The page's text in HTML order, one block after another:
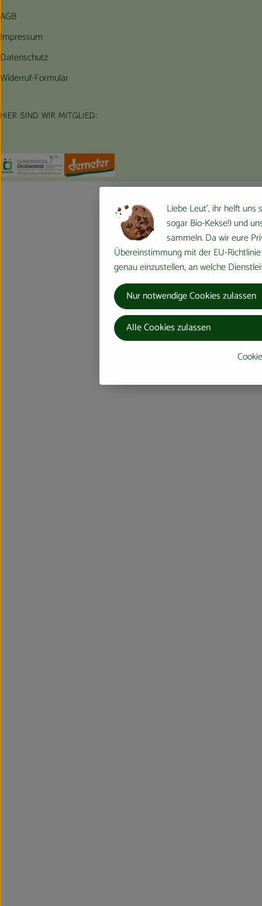
AGB
Impressum
Datenschutz
Widerruf-Formular
HIER SIND WIR MITGLIED:
Externer Link zu https://www.oekokiste.de/
Externer Link zu https://germany.econgood.org/
Liebe Leut', ihr helft uns
sogar Bio-Kekse!) und
sammeln. Da wir eure
Übereinstimmung mit der EU-
genau einzustellen, an welche
Nur notwendige Cookies zulassen
Alle Cookies zulassen